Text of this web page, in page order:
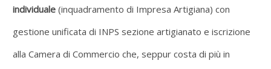
individuale(inquadramento di Impresa Artigiana) con
gestione unificata di INPS sezione artigianato e iscrizione
alla Camera di Commercio che, seppur costa di più in